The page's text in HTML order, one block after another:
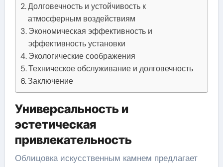
Долговечность и устойчивость к
атмосферным воздействиям
Экономическая эффективность и
эффективность установки
Экологические соображения
Техническое обслуживание и долговечность
Заключение
Универсальность и
эстетическая
привлекательность
Облицовка искусственным камнем предлагает